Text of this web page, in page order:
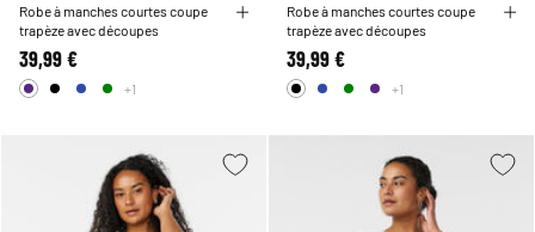
Robe à manches courtes coupe
trapèze avec découpes
39,99 €
+1
Robe à manches courtes coupe
trapèze avec découpes
39,99 €
+1